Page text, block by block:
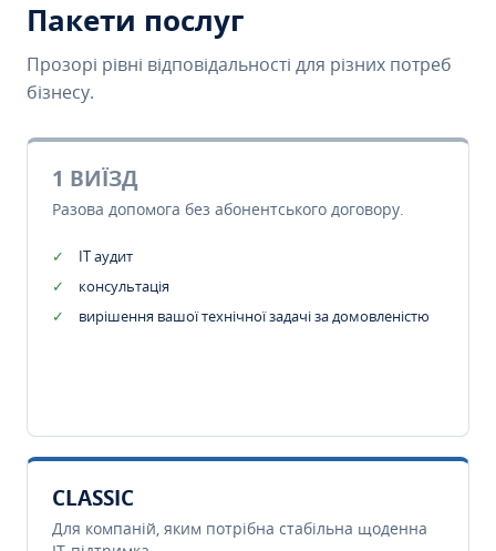
Пакети послуг
Прозорі рівні відповідальності для різних потреб
бізнесу.
1 ВИЇЗД
Разова допомога без абонентського договору.
IT аудит
консультація
вирішення вашої технічної задачі за домовленістю
CLASSIC
Для компаній, яким потрібна стабільна щоденна